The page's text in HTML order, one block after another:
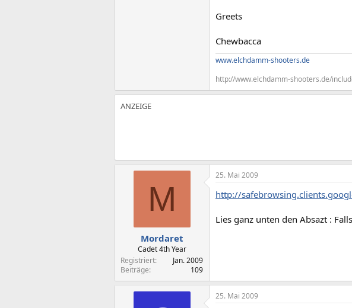
Greets
Chewbacca
www.elchdamm-shooters.de
http://www.elchdamm-shooters.de/
M
Mordaret
Cadet 4th Year
Registriert
Jan. 2009
Beiträge
109
25. Mai 2009
http://
Lies ganz unten den Absazt :
25. Mai 2009